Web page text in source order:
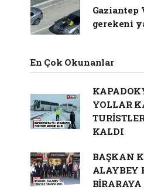
gerekeni
En Çok Okunanlar
YOLLAR
KALDI
BAŞKAN
ALAYBEY
BİRARAYA